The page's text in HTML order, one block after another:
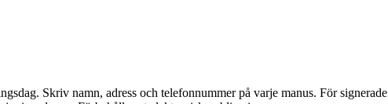
Skriv namn, adress och telefonnummer på varje manus. För